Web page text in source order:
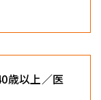
歳以上／医